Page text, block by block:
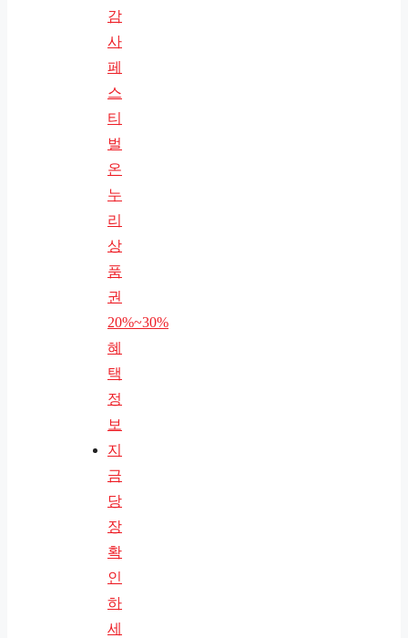
감
사
페
스
티
벌
온
누
리
상
품
권
20%~30%
혜
택
정
보
지
금
당
장
확
인
하
세